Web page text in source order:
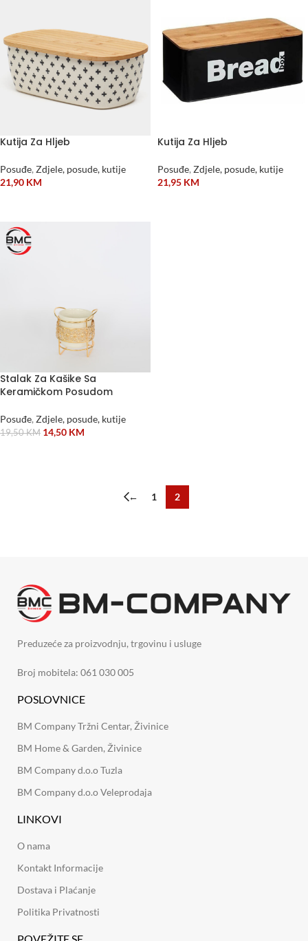
Kutija Za Hljeb
Posuđe, Zdjele, posude, kutije
21,90 KM
Kutija Za Hljeb
Posuđe, Zdjele, posude, kutije
21,95 KM
Stalak Za Kašike Sa
Keramičkom Posudom
Posuđe, Zdjele, posude, kutije
19,50KM 14,50 KM
← 1 2
Preduzeće za proizvodnju, trgovinu i usluge
Broj mobitela: 061 030 005
POSLOVNICE
BM Company Tržni Centar, Živinice
BM Home & Garden, Živinice
BM Company d.o.o Tuzla
BM Company d.o.o Veleprodaja
LINKOVI
O nama
Kontakt Informacije
Dostava i Plaćanje
Politika Privatnosti